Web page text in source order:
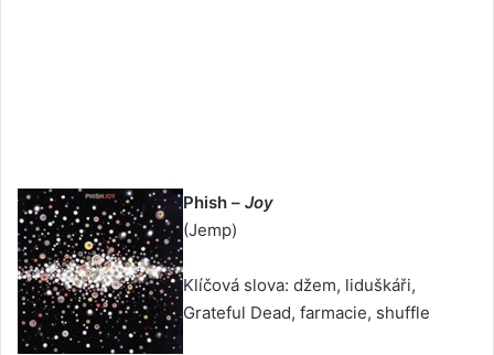
Phish – Joy
(Jemp)
Klíčová slova: džem, liduškáři,
Grateful Dead, farmacie, shuffle